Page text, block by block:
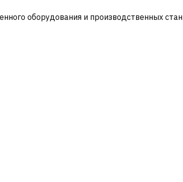
оборудования и производственных